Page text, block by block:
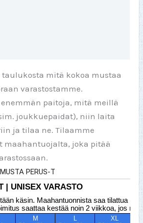
taulukosta mitä kokoa mustaa
varastostamme.
paitoja, mitä meillä
joukkuepaidat), niin laita
ja tilaa ne. Tilaamme
maahantuojalta, joka pitää